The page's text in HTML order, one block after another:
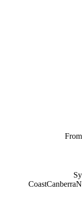
CoastCanberra